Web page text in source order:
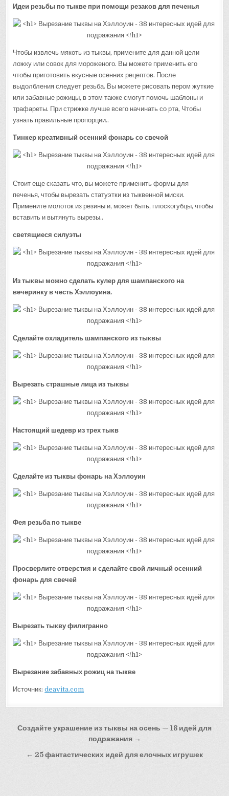
Идеи резьбы по тыкве при помощи резаков для печенья
Чтобы извлечь мякоть из тыквы, примените для данной цели
ложку или совок для мороженого. Вы можете применить его
чтобы приготовить вкусные осенних рецептов. После
выдолбления следует резьба. Вы можете рисовать пером жуткие
или забавные рожицы, в этом также смогут помочь шаблоны и
трафареты. При стрижке лучше всего начинать со рта, Чтобы
узнать правильные пропорции..
Тинкер креативный осенний фонарь со свечой
Стоит еще сказать что, вы можете применить формы для
печенья, чтобы вырезать статуэтки из тыквенной миски.
Примените молоток из резины и, может быть, плоскогубцы, чтобы
вставить и вытянуть вырезы..
светящиеся силуэты
Из тыквы можно сделать кулер для шампанского на
вечеринку в честь Хэллоуина.
Сделайте охладитель шампанского из тыквы
Вырезать страшные лица из тыквы
Настоящий шедевр из трех тыкв
Сделайте из тыквы фонарь на Хэллоуин
Фея резьба по тыкве
Просверлите отверстия и сделайте свой личный осенний
фонарь для свечей
Вырезать тыкву филигранно
Вырезание забавных рожиц на тыкве
Источник:deavita.com
Навигация
записям
Создайте украшение из тыквы на осень — 18 идей для
подражания →
← 25 фантастических идей для елочных игрушек